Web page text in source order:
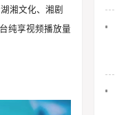
湘文化、湘剧
纯享视频播放量